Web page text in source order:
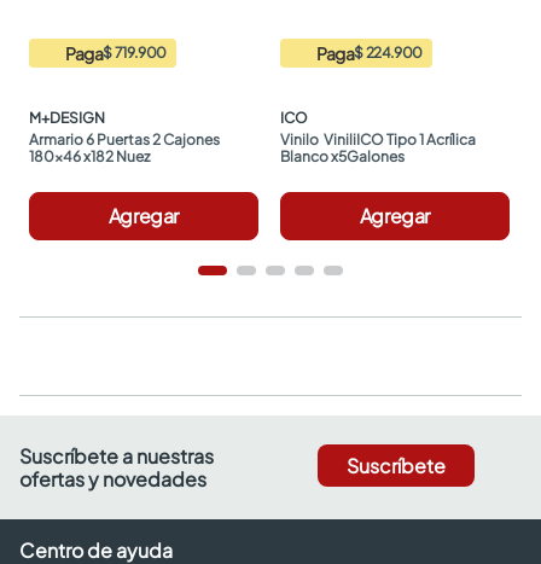
Paga$ 719.900
M+DESIGN
Armario 6 Puertas 2 Cajones
180x46 x182 Nuez
Agregar
Paga$ 224.900
ICO
Vinilo  ViniliICO Tipo 1 Acrílica
Blanco x5Galones
Agregar
Suscríbete a nuestras
ofertas y novedades
Suscríbete
Centro de ayuda